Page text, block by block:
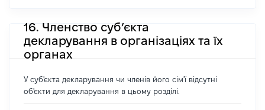
16. Членство суб’єкта
декларування в організаціях та їх
органах
У суб'єкта декларування чи членів його сім'ї відсутні
об'єкти для декларування в цьому розділі.